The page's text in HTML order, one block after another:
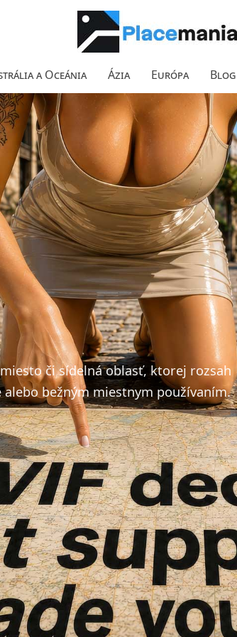
a Oceánia Ázia Európa Blog
či sídelná oblasť, ktorej rozsah
bežným miestnym používaním.